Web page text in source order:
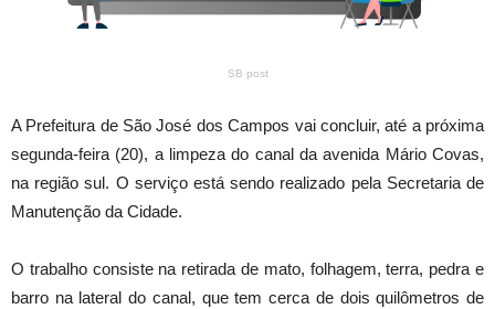
SB post
A Prefeitura de São José dos Campos vai concluir, até a próxima
segunda-feira (20), a limpeza do canal da avenida Mário Covas,
na região sul. O serviço está sendo realizado pela Secretaria de
Manutenção da Cidade.
O trabalho consiste na retirada de mato, folhagem, terra, pedra e
barro na lateral do canal, que tem cerca de dois quilômetros de